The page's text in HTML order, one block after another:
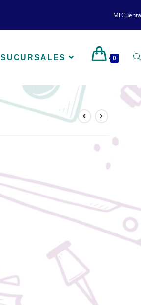
Mi Cuenta
SUCURSALES 0